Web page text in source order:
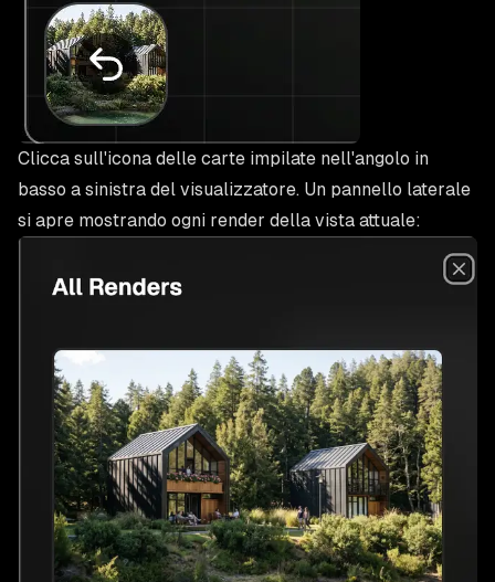
Clicca sull'icona delle carte impilate nell'angolo in
basso a sinistra del visualizzatore. Un pannello laterale
si apre mostrando ogni render della vista attuale: